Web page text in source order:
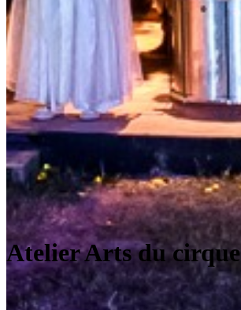
Atelier Arts du cirque